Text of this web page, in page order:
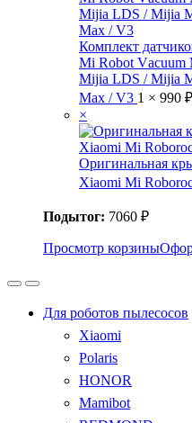
Комплект
Mi Robоt Vасuum
Mijia LDS / Mijiа
Mах / V3 1 × 990 ₽
×
Оригинальная
Xiaomi Mi
Подытог: 7060 ₽
Просмотр корзины
Для роботов пылесосов
Xiaomi
Polaris
HONOR
Mamibot